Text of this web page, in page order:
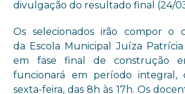
divulgação do resultado final (24/
Os selecionados irão compor o
da Escola Municipal Juíza Patrícia
em fase final de construção
funcionará em período integral,
sexta-feira, das 8h às 17h. Os